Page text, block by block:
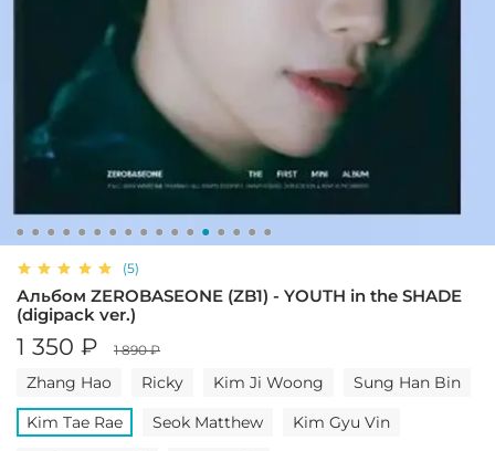
(5)
Альбом ZEROBASEONE (ZB1) - YOUTH in the SHADE
(digipack ver.)
1 350 ₽ 1 890 ₽
Zhang Hao Ricky Kim Ji Woong Sung Han Bin
Kim Tae Rae Seok Matthew Kim Gyu Vin